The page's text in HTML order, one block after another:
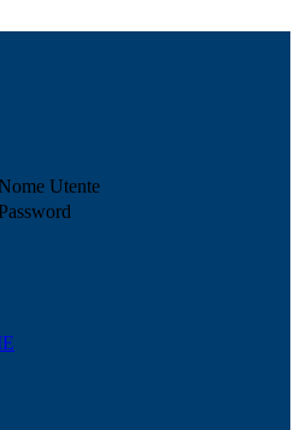
Utente